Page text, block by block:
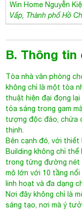
Win Home Nguyễn
Vấp, Thành phố Hồ
B. Thông
Tòa nhà văn phòng
không chỉ là một tòa
thuật hiện đại đọng
tỏa sáng trong gam
tượng độc đáo, chứa
thịnh.
Bên cạnh đó, với thiết
Building không chỉ
trong từng đường nét
mô lớn với 10 tầng nổi
linh hoạt và đa dạng
Nơi đây không chỉ là
sáng tạo, nơi mà ý